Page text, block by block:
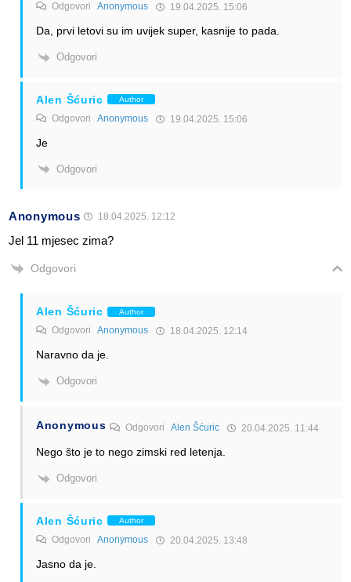
Odgovori Anonymous 19.04.2025. 15:06
Da, prvi letovi su im uvijek super, kasnije to pada.
Odgovori
Alen Šćuric Author
Odgovori Anonymous 19.04.2025. 15:06
Je
Odgovori
Anonymous 18.04.2025. 12:12
Jel 11 mjesec zima?
Odgovori
Alen Šćuric Author
Odgovori Anonymous 18.04.2025. 12:14
Naravno da je.
Odgovori
Anonymous OdgovoriAlen Šćuric 20.04.2025. 11:44
Nego što je to nego zimski red letenja.
Odgovori
Alen Šćuric Author
Odgovori Anonymous 20.04.2025. 13:48
Jasno da je.